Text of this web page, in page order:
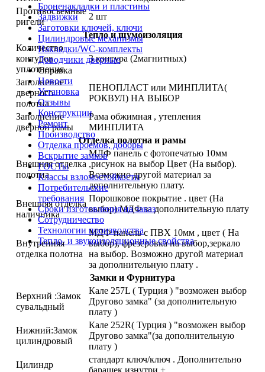
Броненакладки и пластины
Задвижки
Заготовки ключей, ключи
Цилиндровые механизмы
Накладки/WC-комплекты
Доводчики дверные
Справка
Новости
Установка
Отзывы
Конструкции
Ремонт
Производство
Отделка проемов, доборы
Вскрытие замков
ГОСТы
Классы взломостойкости
Потребительские
требования
Сроки изготовления на заказ
Сотрудничество
Технологии производства
Тепло- и звукоизоляционные свойства
Противосъемные
ригели
2 шт
Тепло и шумоизоляция
Количество
контуров
уплотнения
3 контура (2магнитных)
Заполнение
дверного
полотна
ПЕНОПЛАСТ или МИНПЛИТА(
РОКВУЛ) НА ВЫБОР
Заполнение
дверной рамы
Рама обжимная , утепления
МИНПЛИТА
Отделка полотна и рамы
Внешняя отделка
полотна
МДФ панель с фотопечатью 10мм
,рисунок на выбор Цвет (На выбор).
Возможно другой материал за
дополнительную плату.
Внешняя отделка
наличника
Порошковое покрытие . цвет (На
выбор) МДФ за дополнительную плату
.
Внутренняя
отделка полотна
МДФ панель с ПВХ 10мм , цвет ( На
выбор), фрезеровка на выбор,зеркало
на выбор. Возможно другой материал
за дополнительную плату .
Замки и Фурнитура
Верхний :Замок
сувальдный
Кале 257L ( Турция ) "возможен выбор
Другово замка" (за дополнительную
плату )
Нижний:Замок
цилиндровый
Кале 252R( Турция ) "возможен выбор
Другово замка"(за дополнительную
плату )
Цилиндр
стандарт ключ/ключ . Дополнительно
барашек изнутри +